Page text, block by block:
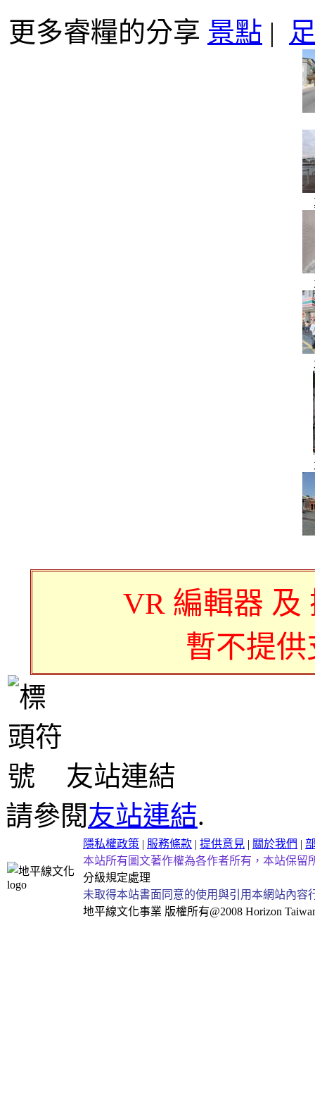
更多睿糧的分享 景點 |
VR 編輯器 及
暫不提
友站連結
請參閱友站連結.
隱私權政策 | 服務條款 | 提供意見 | 關於我們 |
本站所有圖文著作權為各作者所有，本站保留
分級規定處理
未取得本站書面同意的使用與引用本網站內
地平線文化事業 版權所有@2008 Horizon